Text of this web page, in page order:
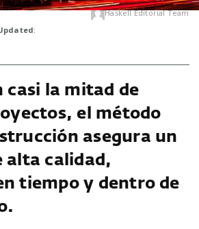
:
Haskell Editorial Team
casi la mitad de
el método
asegura un
alta calidad,
tiempo y dentro de